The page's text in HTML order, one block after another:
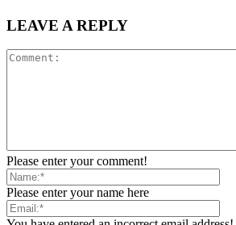
LEAVE A REPLY
Please enter your comment!
Please enter your name here